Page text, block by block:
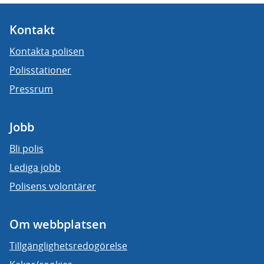
Kontakt
Kontakta polisen
Polisstationer
Pressrum
Jobb
Bli polis
Lediga jobb
Polisens volontärer
Om webbplatsen
Tillgänglighetsredogörelse